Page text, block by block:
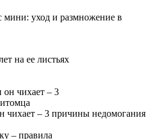
мини: уход и размножение в
на ее листьях
чихает – 3 причины недомогания